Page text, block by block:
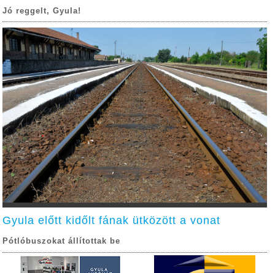
Jó reggelt, Gyula!
Gyula előtt kidőlt fának ütközött a vonat
Pótlóbuszokat állítottak be